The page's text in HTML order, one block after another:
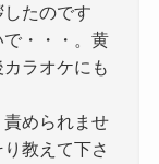
たのです
・・・。黄
ラオケにも
められませ
教えて下さ